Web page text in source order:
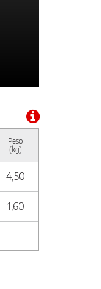
Peso
(kg)
4,50
1,60